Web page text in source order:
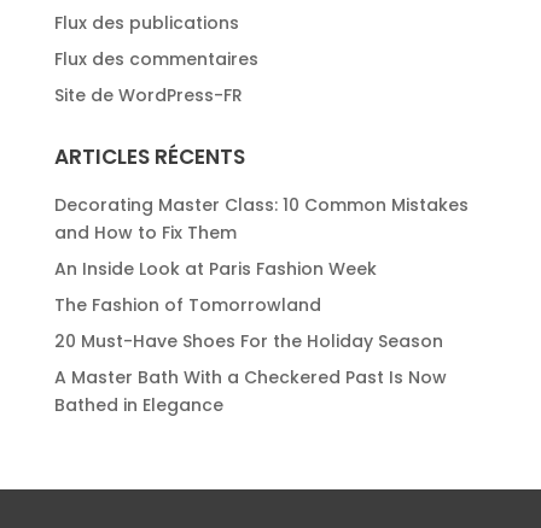
Flux des publications
Flux des commentaires
Site de WordPress-FR
ARTICLES RÉCENTS
Decorating Master Class: 10 Common Mistakes
and How to Fix Them
An Inside Look at Paris Fashion Week
The Fashion of Tomorrowland
20 Must-Have Shoes For the Holiday Season
A Master Bath With a Checkered Past Is Now
Bathed in Elegance